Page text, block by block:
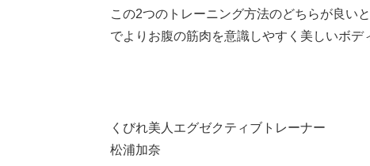
この2つのトレーニング方法のどちらが良い
でよりお腹の筋肉を意識しやすく美しいボデ
くびれ美人エグゼクティブトレーナー
松浦加奈